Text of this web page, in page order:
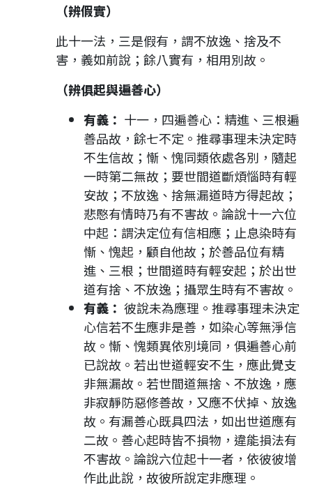
（辨假實）
此十一法，三是假有，謂不放逸、捨及不
害，義如前說；餘八實有，相用別故。
（辨俱起與遍善心）
有義： 十一，四遍善心：精進、三根遍
善品故，餘七不定。推尋事理未決定時
不生信故；慚、愧同類依處各別，隨起
一時第二無故；要世間道斷煩惱時有輕
安故；不放逸、捨無漏道時方得起故；
悲愍有情時乃有不害故。論說十一六位
中起：謂決定位有信相應；止息染時有
慚、愧起，顧自他故；於善品位有精
進、三根；世間道時有輕安起；於出世
道有捨、不放逸；攝眾生時有不害故。
有義： 彼說未為應理。推尋事理未決定
心信若不生應非是善，如染心等無淨信
故。慚、愧類異依別境同，俱遍善心前
已說故。若出世道輕安不生，應此覺支
非無漏故。若世間道無捨、不放逸，應
非寂靜防惡修善故，又應不伏掉、放逸
故。有漏善心既具四法，如出世道應有
二故。善心起時皆不損物，違能損法有
不害故。論說六位起十一者，依彼彼增
作此此說，故彼所說定非應理。